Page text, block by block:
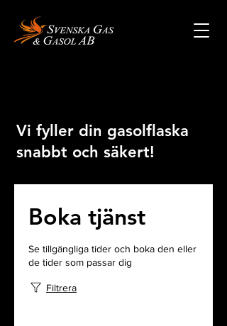
Vi fyller din gasolflaska
snabbt och säkert!
Boka tjänst
Se tillgängliga tider och boka den eller
de tider som passar dig
Filtrera